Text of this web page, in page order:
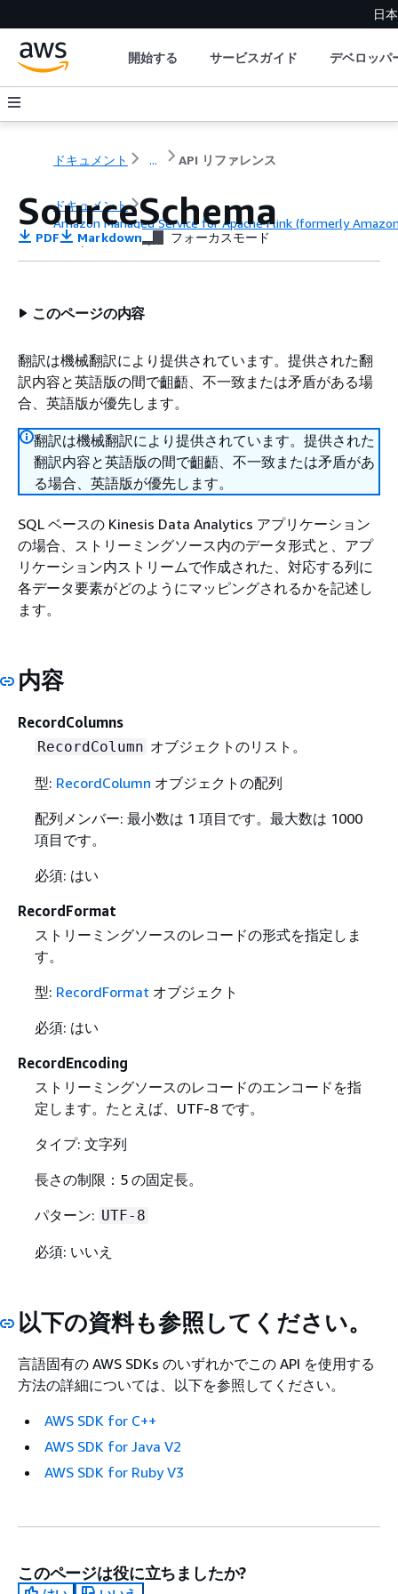
日
開始する サービスガイド デベロッパ
ドキュメント ... API リファレンス
ドキュメント
Amazon Managed Service for Apache Flink (formerly
API リファレンス
SourceSchema
PDF Markdown フォーカスモード
このページの内容
翻訳は機械翻訳により提供されています。提供された翻
訳内容と英語版の間で齟齬、不一致または矛盾がある場
合、英語版が優先します。
翻訳は機械翻訳により提供されています。提供された
翻訳内容と英語版の間で齟齬、不一致または矛盾があ
る場合、英語版が優先します。
SQL ベースの Kinesis Data Analytics アプリケーション
の場合、ストリーミングソース内のデータ形式と、アプ
リケーション内ストリームで作成された、対応する列に
各データ要素がどのようにマッピングされるかを記述し
ます。
内容
RecordColumns
RecordColumn オブジェクトのリスト。
型: RecordColumn オブジェクトの配列
配列メンバー: 最小数は 1 項目です。最大数は 1000
項目です。
必須: はい
RecordFormat
ストリーミングソースのレコードの形式を指定しま
す。
型: RecordFormat オブジェクト
必須: はい
RecordEncoding
ストリーミングソースのレコードのエンコードを指
定します。たとえば、UTF-8 です。
タイプ: 文字列
長さの制限：5 の固定長。
パターン: UTF-8
必須: いいえ
以下の資料も参照してください。
言語固有の AWS SDKs のいずれかでこの API を使用する
方法の詳細については、以下を参照してください。
AWS SDK for C++
AWS SDK for Java V2
AWS SDK for Ruby V3
このページは役に立ちましたか?